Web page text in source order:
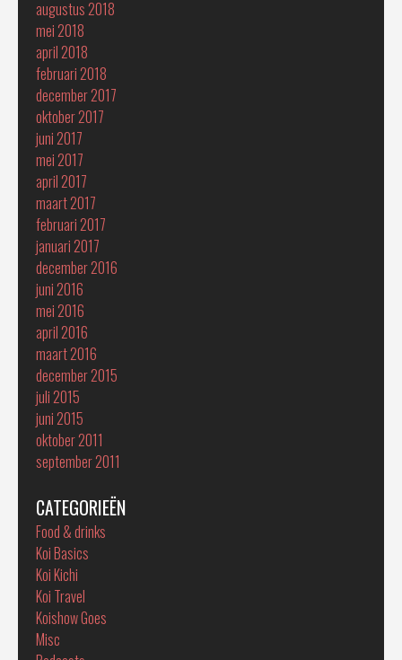
augustus 2018
mei 2018
april 2018
februari 2018
december 2017
oktober 2017
juni 2017
mei 2017
april 2017
maart 2017
februari 2017
januari 2017
december 2016
juni 2016
mei 2016
april 2016
maart 2016
december 2015
juli 2015
juni 2015
oktober 2011
september 2011
CATEGORIEËN
Food & drinks
Koi Basics
Koi Kichi
Koi Travel
Koishow Goes
Misc